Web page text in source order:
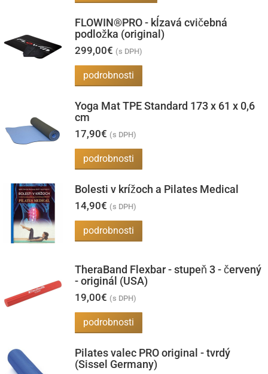
produkt
má
viacero
môžete
FLOWIN®PRO - kĺzavá cvičebná
podložka (original)
299,00€ (s DPH)
podrobnosti
Yoga Mat TPE Standard 173 x 61 x 0,6
cm
17,90€ (s DPH)
podrobnosti
Bolesti v krížoch a Pilates Medical
14,90€ (s DPH)
podrobnosti
TheraBand Flexbar - stupeň 3 - červený
- originál (USA)
19,00€ (s DPH)
podrobnosti
Pilates valec PRO original - tvrdý
(Sissel Germany)